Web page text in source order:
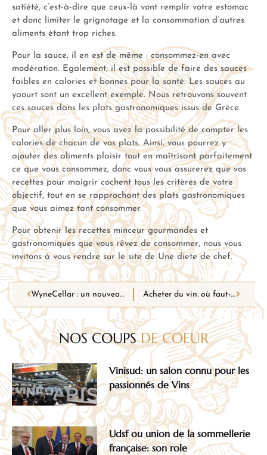
satiété, c’est-à-dire que ceux-là vont remplir votre estomac
et donc limiter le grignotage et la consommation d’autres
aliments étant trop riches.
Pour la sauce, il en est de même : consommez-en avec
modération. Egalement, il est possible de faire des sauces
faibles en calories et bonnes pour la santé. Les sauces au
yaourt sont un excellent exemple. Nous retrouvons souvent
ces sauces dans les plats gastronomiques issus de Grèce.
Pour aller plus loin, vous avez la possibilité de compter les
calories de chacun de vos plats. Ainsi, vous pourrez y
ajouter des aliments plaisir tout en maîtrisant parfaitement
ce que vous consommez, donc vous vous assurerez que vos
recettes pour maigrir cochent tous les critères de votre
objectif, tout en se rapprochant des plats gastronomiques
que vous aimez tant consommer.
Pour obtenir les recettes minceur gourmandes et
gastronomiques que vous rêvez de consommer, nous vous
invitons à vous rendre sur le site de Une diete de chef.
WyneCellar : un nouveau concept digital libre d’accès destiné aux amoureux de vins Acheter du vin: où faut-il le faire?
NOS COUPSDE COEUR
Vinisud: un salon connu pour les
passionnés de Vins
Udsf ou union de la sommellerie
française: son role